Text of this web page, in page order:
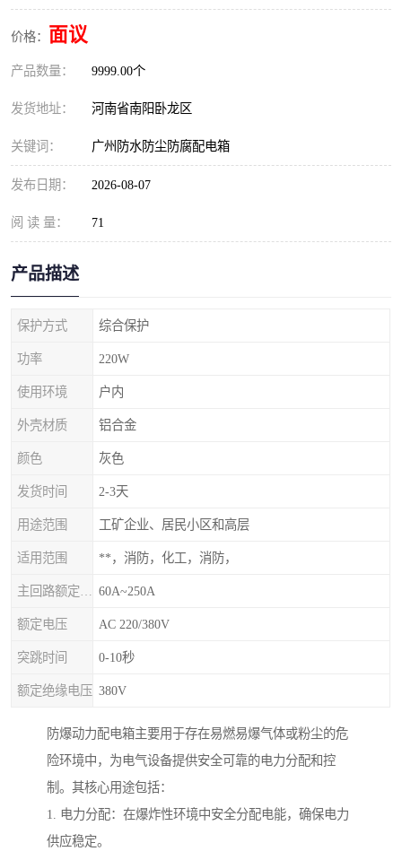
价格： 面议
产品数量： 9999.00个
发货地址： 河南省南阳卧龙区
关键词： 广州防水防尘防腐配电箱
发布日期： 2026-08-07
阅 读 量： 71
产品描述
保护方式 综合保护
功率 220W
使用环境 户内
外壳材质 铝合金
颜色 灰色
发货时间 2-3天
用途范围 工矿企业、居民小区和高层
适用范围 **，消防，化工，消防，
60A~250A
额定电压 AC 220/380V
突跳时间 0-10秒
额定绝缘电压 380V
防爆动力配电箱主要用于存在易燃易爆气体或粉尘的危
险环境中，为电气设备提供安全可靠的电力分配和控
制。其核心用途包括：
1. 电力分配：在爆炸性环境中安全分配电能，确保电力
供应稳定。